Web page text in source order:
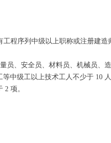
程序列中级以上职称或注册建
员、安全员、材料员、机械员、
中级工以上技术工人不少于 10 人
2 项。